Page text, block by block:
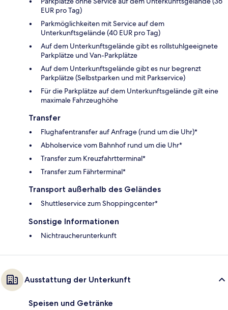
EUR pro Tag)
Parkmöglichkeiten mit Service auf dem
Unterkunftsgelände (40 EUR pro Tag)
Auf dem Unterkunftsgelände gibt es rollstuhlgeeignete
Parkplätze und Van-Parkplätze
Auf dem Unterkunftsgelände gibt es nur begrenzt
Parkplätze (Selbstparken und mit Parkservice)
Für die Parkplätze auf dem Unterkunftsgelände gilt eine
maximale Fahrzeughöhe
Transfer
Flughafentransfer auf Anfrage (rund um die Uhr)*
Abholservice vom Bahnhof rund um die Uhr*
Transfer zum Kreuzfahrtterminal*
Transfer zum Fährterminal*
Transport außerhalb des Geländes
Shuttleservice zum Shoppingcenter*
Sonstige Informationen
Nichtraucherunterkunft
Ausstattung der Unterkunft
Speisen und Getränke